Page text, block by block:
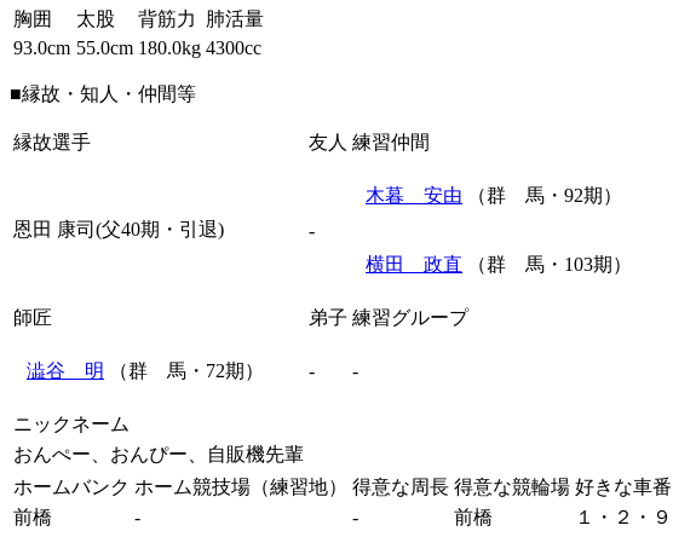
胸囲
太股 背筋力
肺活量
93.0cm 55.0cm 180.0kg 4300cc
■縁故・知人・仲間等
縁故選手 友人 練習仲間
恩田 康司(父40期・引退) -
木暮 安由 （群 馬・92期）
横田 政直 （群 馬・103期）
師匠 弟子 練習グループ
澁谷 明 （群 馬・72期） - -
ニックネーム
おんぺー、おんぴー、自販機先輩
ホームバンク ホーム競技場（練習地） 得意な周長 得意な競輪場 好きな車番
前橋
- - 前橋
１・２・９